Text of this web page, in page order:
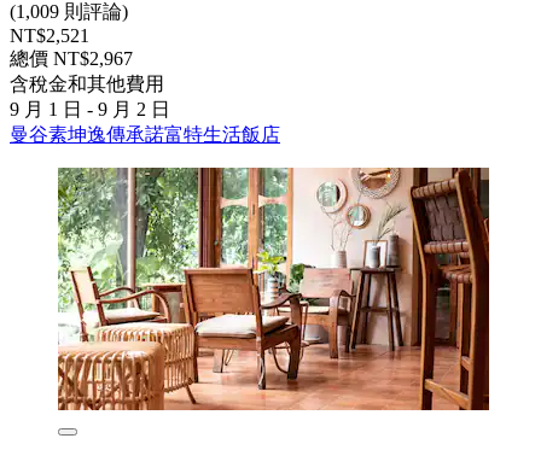
(1,009 則評論)
NT$2,521
總價 NT$2,967
含稅金和其他費用
9 月 1 日 - 9 月 2 日
曼谷素坤逸傳承諾富特生活飯店